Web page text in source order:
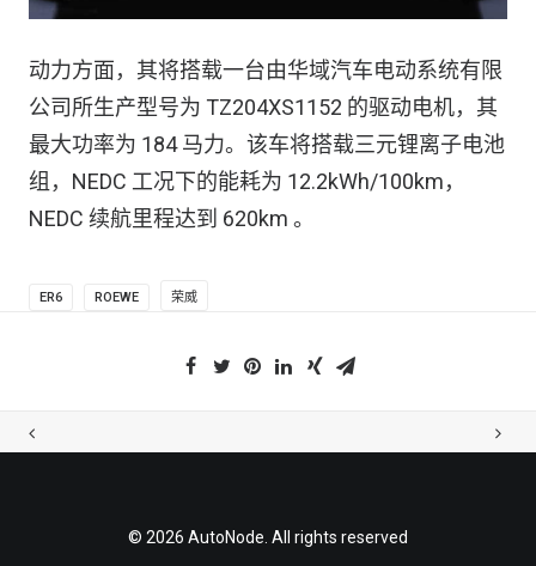
动力方面，其将搭载一台由华域汽车电动系统有限
公司所生产型号为 TZ204XS1152 的驱动电机，其
最大功率为 184 马力。该车将搭载三元锂离子电池
组，NEDC 工况下的能耗为 12.2kWh/100km，
NEDC 续航里程达到 620km 。
ER6 ROEWE 荣威
© 2026 AutoNode. All rights reserved